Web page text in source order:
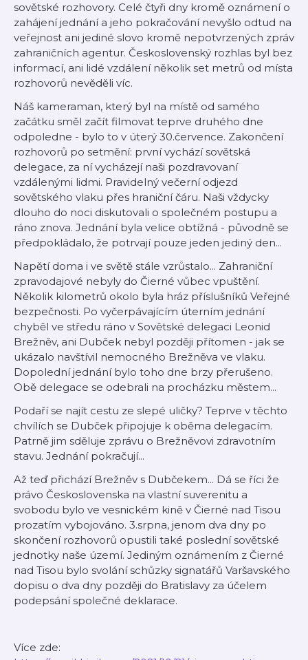
sovětské rozhovory. Celé čtyři dny kromě oznámení o
zahájení jednání a jeho pokračování nevyšlo odtud na
veřejnost ani jediné slovo kromě nepotvrzených zpráv
zahraničních agentur. Československý rozhlas byl bez
informací, ani lidé vzdálení několik set metrů od místa
rozhovorů nevěděli víc.
Náš kameraman, který byl na místě od samého
začátku směl začít filmovat teprve druhého dne
odpoledne - bylo to v úterý 30.července. Zakončení
rozhovorů po setmění: první vychází sovětská
delegace, za ní vycházejí naši pozdravovaní
vzdálenými lidmi. Pravidelný večerní odjezd
sovětského vlaku přes hraniční čáru. Naši vždycky
dlouho do noci diskutovali o společném postupu a
ráno znova. Jednání byla velice obtížná - původně se
předpokládalo, že potrvají pouze jeden jediný den...
Napětí doma i ve světě stále vzrůstalo... Zahraniční
zpravodajové nebyly do Čierné vůbec vpuštění.
Několik kilometrů okolo byla hráz příslušníků Veřejné
bezpečnosti. Po vyčerpávajícím úterním jednání
chyběl ve středu ráno v Sovětské delegaci Leonid
Brežněv, ani Dubček nebyl později přítomen - jak se
ukázalo navštívil nemocného Brežněva ve vlaku.
Dopolední jednání bylo toho dne brzy přerušeno.
Obě delegace se odebrali na procházku městem...
Podaří se najít cestu ze slepé uličky? Teprve v těchto
chvílích se Dubček připojuje k oběma delegacím.
Patrně jim sděluje zprávu o Brežněvovi zdravotním
stavu. Jednání pokračují...
Až teď přichází Brežněv s Dubčekem... Dá se říci že
právo Československa na vlastní suverenitu a
svobodu bylo ve vesnickém kině v Čierné nad Tisou
prozatím vybojováno. 3.srpna, jenom dva dny po
skončení rozhovorů opustili také poslední sovětské
jednotky naše území. Jediným oznámením z Čierné
nad Tisou bylo svolání schůzky signatářů Varšavského
dopisu o dva dny později do Bratislavy za účelem
podepsání společné deklarace.
Více zde: